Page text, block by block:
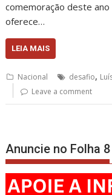
comemoração deste ano
oferece…
LEIA MAIS
Nacional desafio,
Leave a comment
Anuncie no Folha 8